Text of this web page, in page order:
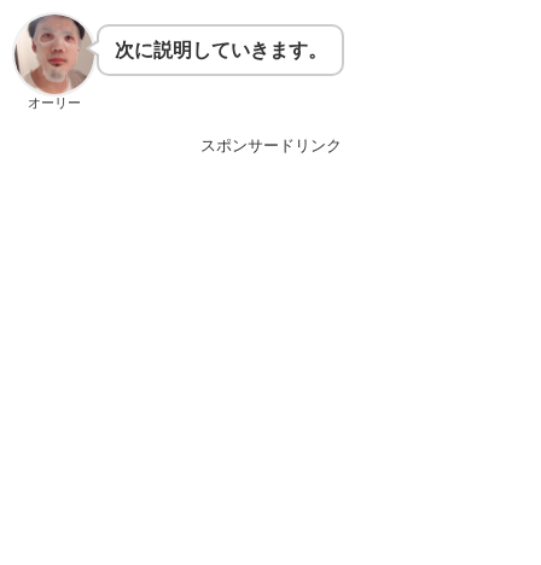
オーリー
次に説明していきます。
スポンサードリンク